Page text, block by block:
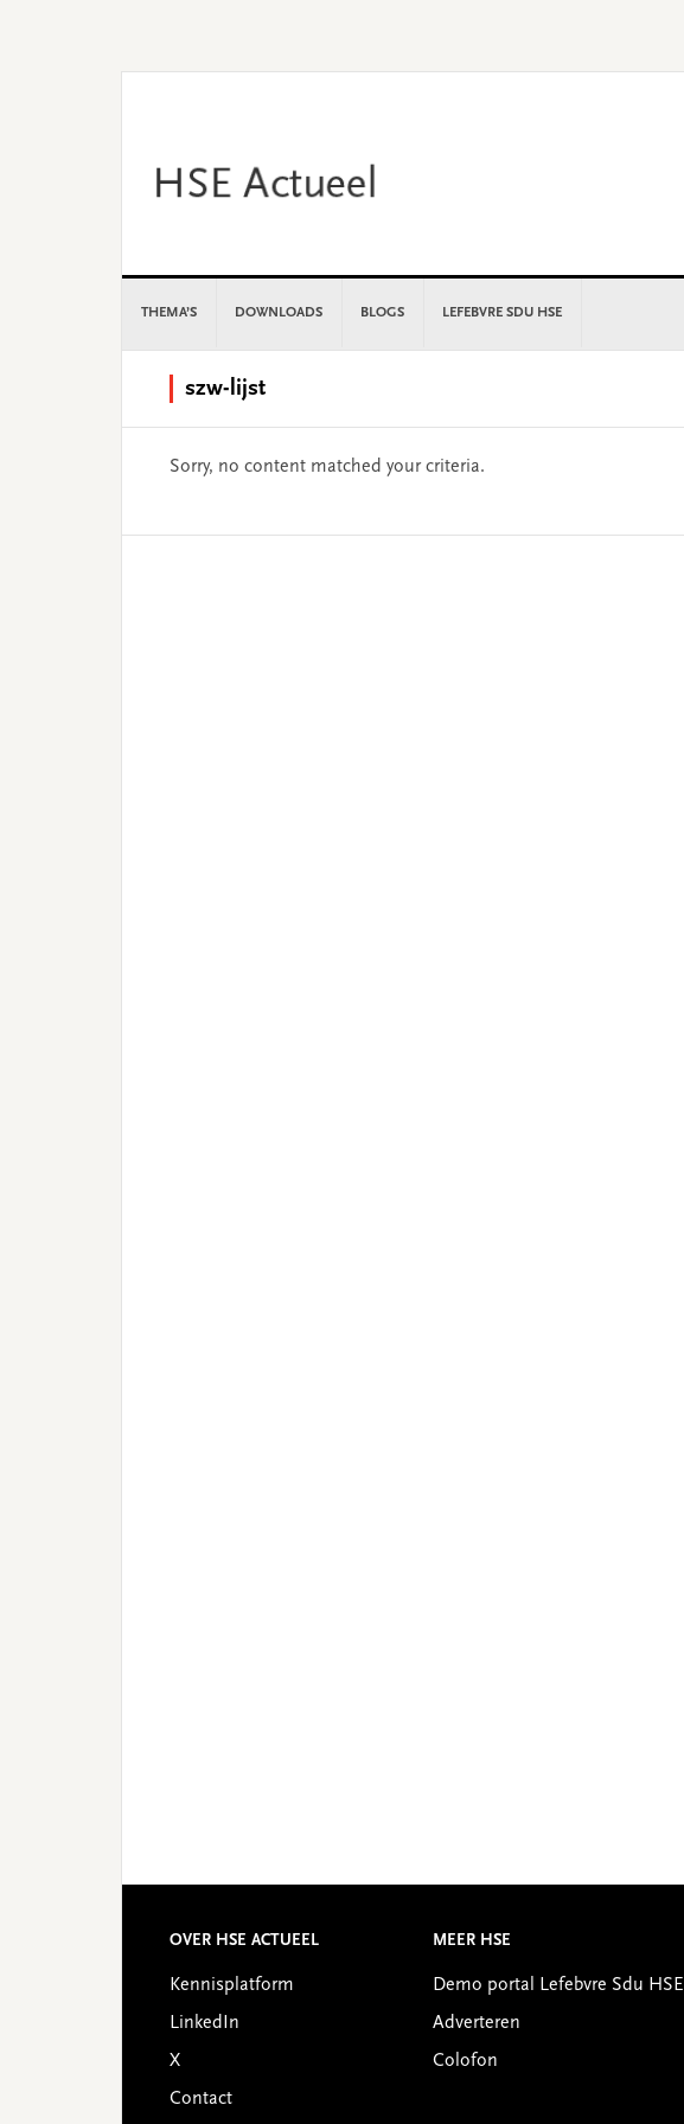
THEMA’S DOWNLOADS BLOGS LEFEBVRE SDU HSE
szw-lijst
Sorry, no content matched your criteria.
Footer
OVER HSE ACTUEEL
Kennisplatform
LinkedIn
X
Contact
MEER HSE
Demo portal Lefebvre Sdu HSE
Adverteren
Colofon